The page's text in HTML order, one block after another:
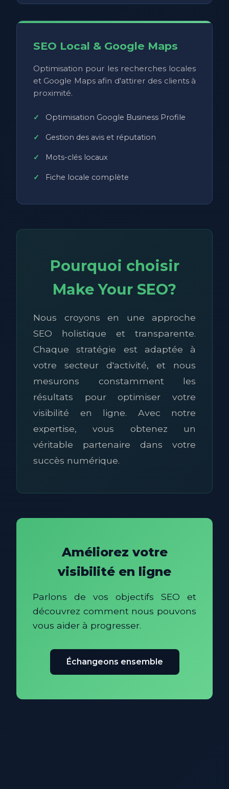
SEO Local & Google Maps
Optimisation pour les recherches locales
et Google Maps afin d'attirer des clients à
proximité.
Optimisation Google Business Profile
Gestion des avis et réputation
Mots-clés locaux
Fiche locale complète
Pourquoi choisir
Make Your SEO?
Nous croyons en une approche
SEO holistique et transparente.
Chaque stratégie est adaptée à
votre secteur d'activité, et nous
mesurons constamment les
résultats pour optimiser votre
visibilité en ligne. Avec notre
expertise, vous obtenez un
véritable partenaire dans votre
succès numérique.
Améliorez votre
visibilité en ligne
Parlons de vos objectifs SEO et
découvrez comment nous pouvons
vous aider à progresser.
Échangeons ensemble